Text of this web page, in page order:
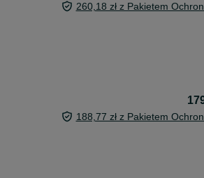
260,18 zł z Pakietem
188,77 zł z Pakietem